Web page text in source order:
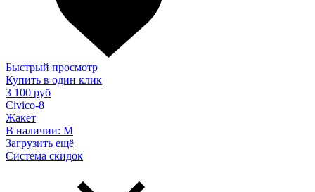
Быстрый просмотр
Купить в один клик
3 100 руб
Civico-8
Жакет
В наличии: M
Загрузить ещё
Система скидок